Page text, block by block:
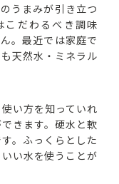
うまみが引き立つ
こだわるべき調味
。最近では家庭で
天然水・ミネラル
い方を知っていれ
きます。硬水と軟
。ふっくらとした
い水を使うことが